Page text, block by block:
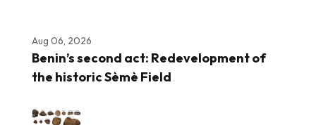
Aug 06, 2026
Benin’s second act: Redevelopment of
the historic Sèmè Field